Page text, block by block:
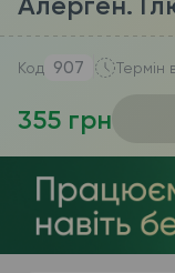
Код 907 Термін
355 грн